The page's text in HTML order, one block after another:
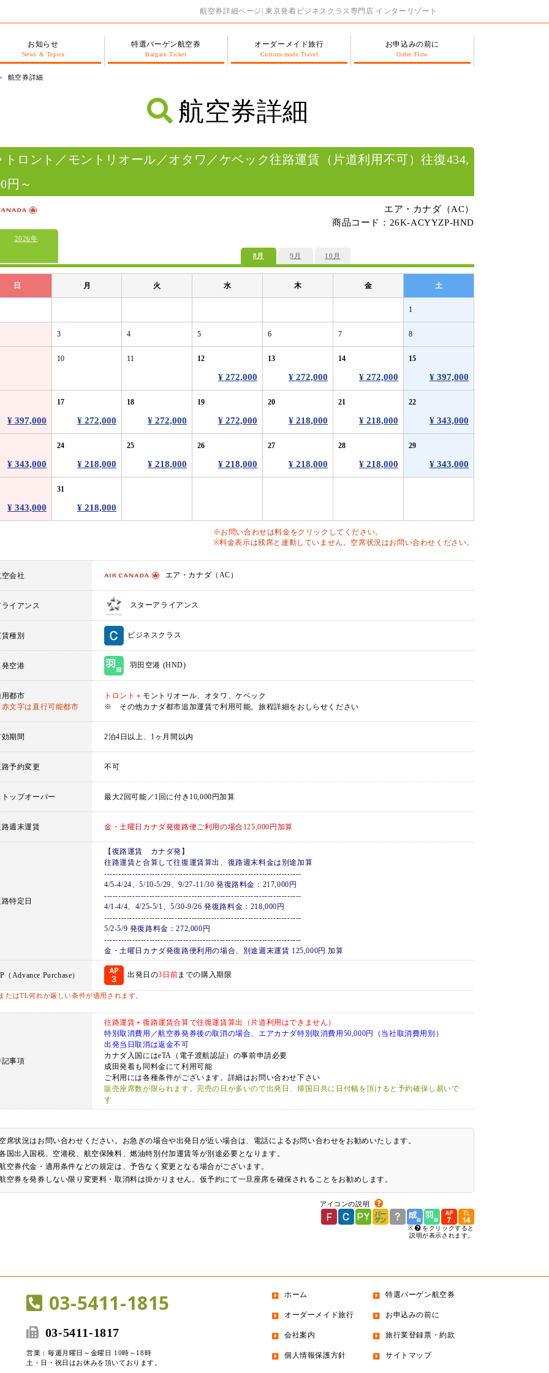
航空券詳細ページ| 東京発着ビジネスクラス専門店 インターリゾート
お知らせ
News & Topics
特選バーゲン航空券
Bargain Ticket
オーダーメイド旅行
Custom-made Travel
お申込みの前に
Order Flow
航空券詳細
航空券詳細
トロント／モントリオール／オタワ／ケベック往路運賃（片道利用不可）往復434,
円～
エア・カナダ（AC）
商品コード：26K-ACYYZP-HND
2026年
8月 9月 10月
日 月 火 水 木 金 土
1
3 4 5 6 7 8
10 11 12
¥ 272,000
13
¥ 272,000
14
¥ 272,000
15
¥ 397,000
¥ 397,000
17
¥ 272,000
18
¥ 272,000
19
¥ 272,000
20
¥ 218,000
21
¥ 218,000
22
¥ 343,000
¥ 343,000
24
¥ 218,000
25
¥ 218,000
26
¥ 218,000
27
¥ 218,000
28
¥ 218,000
29
¥ 343,000
¥ 343,000
31
¥ 218,000
※お問い合わせは料金をクリックしてください。
※料金表示は残席と連動していません。空席状況はお問い合わせください。
空会社 エア・カナダ（AC）
ライアンス スターアライアンス
種別 ビジネスクラス
発空港 羽田空港 (HND)
用都市
文字は直行可能都市
トロント＋ モントリオール、オタワ、ケベック
※ その他カナダ都市追加運賃で利用可能。旅程詳細をおしらせください
効期間 2泊4日以上、1ヶ月間以内
路予約変更 不可
トップオーバー 最大2回可能／1回に付き10,000円加算
路週末運賃 金・土曜日カナダ発復路便ご利用の場合125,000円加算
特定日
【復路運賃 カナダ発】
往路運賃と合算して往復運賃算出、復路週末料金は別途加算
----------------------------------------------------------------------
4/5-4/24、5/10-5/29、9/27-11/30 発復路料金：217,000円
----------------------------------------------------------------------
4/1-4/4、4/25-5/1、5/30-9/26 発復路料金：218,000円
----------------------------------------------------------------------
5/2-5/9 発復路料金：272,000円
----------------------------------------------------------------------
金・土曜日カナダ発復路便利用の場合、別途週末運賃 125,000円 加算
（Advance Purchase） 出発日の3日前までの購入期限
たはTL何れか厳しい条件が適用されます。
記事項
往路運賃＋復路運賃合算で往復運賃算出（片道利用はできません）
特別取消費用／航空券発券後の取消の場合、エアカナダ特別取消費用50,000円（当社取消費用別）
出発当日取消は返金不可
カナダ入国にはeTA（電子渡航認証）の事前申請必要
成田発着も同料金にて利用可能
ご利用には各種条件がございます。詳細はお問い合わせ下さい
販売座席数が限られます。完売の日が多いので出発日、帰国日共に日付幅を頂けると予約確保し易いで
す
席状況はお問い合わせください。お急ぎの場合や出発日が近い場合は、電話によるお問い合わせをお勧めいたします。
国出入国税、空港税、航空保険料、燃油特別付加運賃等が別途必要となります。
空券代金・適用条件などの規定は、予告なく変更となる場合がございます。
空券を発券しない限り変更料・取消料は掛かりません。仮予約にて一旦座席を確保されることをお勧めします。
アイコンの説明
※
をクリックすると
説明が表示されます。
03-5411-1815
03-5411-1817
営業：毎週月曜日～金曜日 10時～18時
土・日・祝日はお休みを頂いております。
ホーム 特選バーゲン航空券
オーダーメイド旅行 お申込みの前に
会社案内 旅行業登録票・約款
個人情報保護方針 サイトマップ